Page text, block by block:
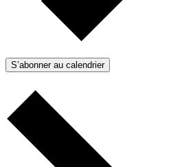
S’abonner au calendrier